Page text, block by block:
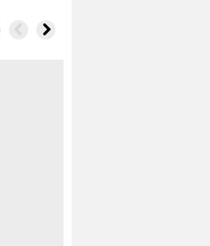
Séries similaires